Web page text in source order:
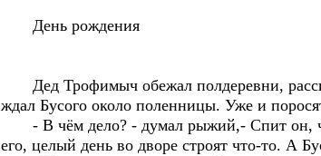
День рождения
Дед Трофимыч обежал полдеревни,
ждал Бусого около поленницы. Уже и
- В чём дело? - думал рыжий,- Спит он,
его, целый день во дворе строят что-то. А